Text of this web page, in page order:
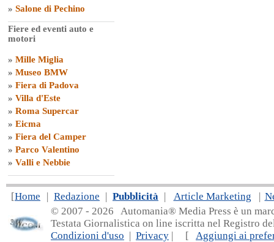
» Salone di Pechino
Fiere ed eventi auto e
motori
» Mille Miglia
» Museo BMW
» Fiera di Padova
» Villa d'Este
» Roma Supercar
» Eicma
» Fiera del Camper
» Parco Valentino
» Valli e Nebbie
[Home | Redazione | Pubblicità | Article Marketing |
© 2007 - 2026 Automania® Media Press è un
Testata Giornalistica on line iscritta nel Registro
Condizioni d'uso | Privacy | [ Aggiungi ai